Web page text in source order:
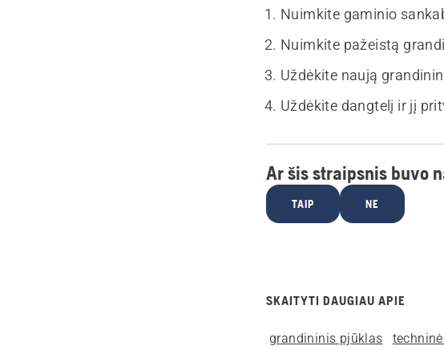
Nuimkite gaminio
Nuimkite pažeistą
Uždėkite naują
Uždėkite dangtelį ir jį
Ar šis straipsnis buvo
TAIP NE
SKAITYTI DAUGIAU APIE
grandininis pjūklas